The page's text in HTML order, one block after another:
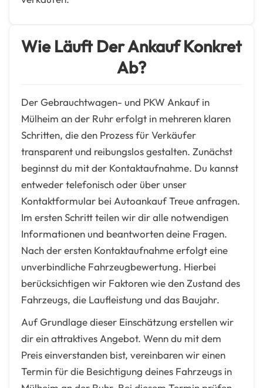
Wie Läuft Der Ankauf Konkret
Ab?
Der Gebrauchtwagen- und PKW Ankauf in
Mülheim an der Ruhr erfolgt in mehreren klaren
Schritten, die den Prozess für Verkäufer
transparent und reibungslos gestalten. Zunächst
beginnst du mit der Kontaktaufnahme. Du kannst
entweder telefonisch oder über unser
Kontaktformular bei Autoankauf Treue anfragen.
Im ersten Schritt teilen wir dir alle notwendigen
Informationen und beantworten deine Fragen.
Nach der ersten Kontaktaufnahme erfolgt eine
unverbindliche Fahrzeugbewertung. Hierbei
berücksichtigen wir Faktoren wie den Zustand des
Fahrzeugs, die Laufleistung und das Baujahr.
Auf Grundlage dieser Einschätzung erstellen wir
dir ein attraktives Angebot. Wenn du mit dem
Preis einverstanden bist, vereinbaren wir einen
Termin für die Besichtigung deines Fahrzeugs in